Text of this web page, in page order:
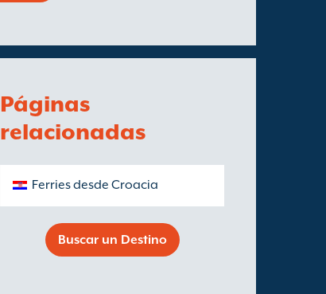
Páginas
relacionadas
Ferries desde Croacia
Buscar un Destino